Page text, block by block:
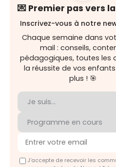
💌 Premier pas vers
Inscrivez-vous à notre
Chaque semaine dans
mail : conseils,
pédagogiques, toutes les
la réussite de vos
plus ! 🎯
J'accepte de recevoir les